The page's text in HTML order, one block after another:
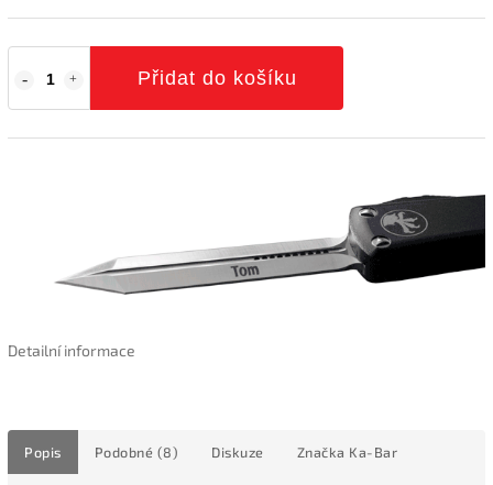
Přidat do košíku
Detailní informace
Popis Podobné (8) Diskuze Značka Ka-Bar